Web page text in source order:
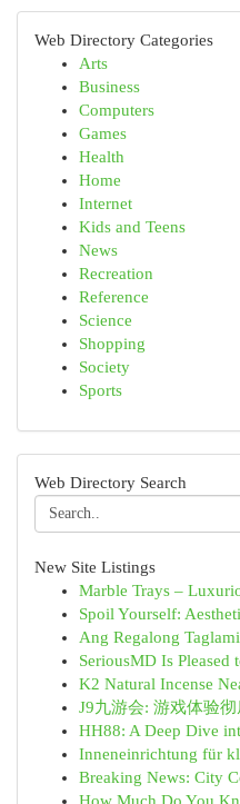
Web Directory Categories
Arts
Business
Computers
Games
Health
Home
Internet
Kids and Teens
News
Recreation
Reference
Science
Shopping
Society
Sports
Web Directory Search
New Site Listings
Marble Trays –
Spoil Yourself:
Ang Regalong
SeriousMD Is
K2 Natural Incense
J9九游会: 游戏体验
HH88: A Deep Dive
Inneneinrichtung für
Breaking News: City